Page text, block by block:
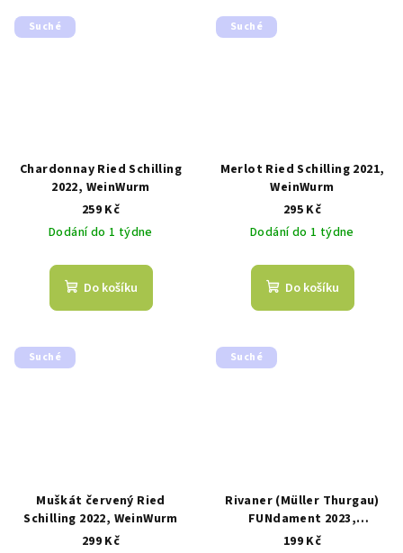
Suché
Chardonnay Ried Schilling
2022, WeinWurm
259 Kč
Dodání do 1 týdne
Do košíku
Suché
Merlot Ried Schilling 2021,
WeinWurm
295 Kč
Dodání do 1 týdne
Do košíku
Suché
Muškát červený Ried
Schilling 2022, WeinWurm
299 Kč
Suché
Rivaner (Müller Thurgau)
FUNdament 2023,
WeinWurm
199 Kč